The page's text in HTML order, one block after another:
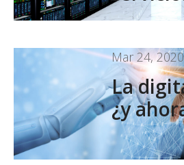
La
¿y
Mar 24, 2020